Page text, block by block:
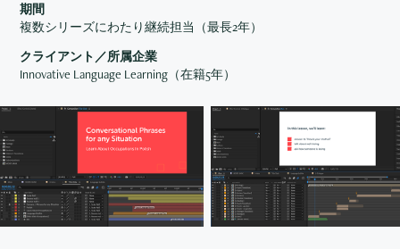
期間
複数シリーズにわたり継続担当（最長2年）
クライアント／所属企業
Innovative Language Learning（在籍5年）